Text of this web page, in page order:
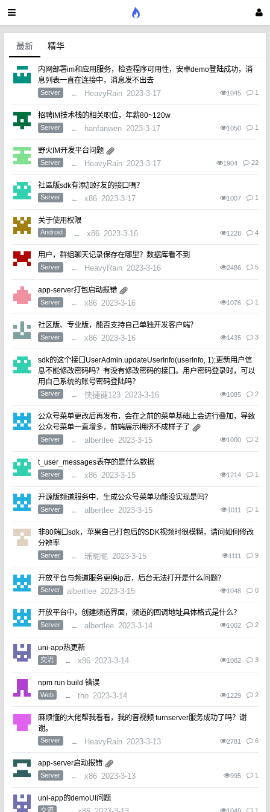
最新 精华
内网部署im和应用服务，检查程序可用性，安卓demo登陆成功，消
息列表一直在连接中，消息发不出去
Server ← HeavyRain 2023-3-17 1045 1
招聘IM技术栈的相关职位，年薪80~120w
Server ← hanfanwen 2023-3-17 1050 1
野火IM开发平台问题
Server ← HeavyRain 2023-3-17 1904 22
社區版sdk有添加好友的接口嗎？
Server ← x86 2023-3-17 1007 1
关于使用权限
Android ← x86 2023-3-16 1228 4
用户，群组聊天记录保存在哪里？数据库看不到
Server ← HeavyRain 2023-3-16 2486 5
app-server打包启动报错
Server ← x86 2023-3-16 1076 1
社区版、专业版，能否支持自己单独开发客户端？
Server ← x86 2023-3-16 1435 3
sdk的这个接口UserAdmin.updateUserInfo(userInfo, 1);更新用户信
息不能修改密码吗？有没有修改密码的接口。用户密码登录时，可以
用自己系统的账号密码登陆吗？
Server ← 快捷键123 2023-3-16 1085 2
公众号菜单更改后再发布，会在之前的菜单基础上会进行叠加，导致
公众号菜单一直增多，前端展示拥挤不成样子了
Server ← albertlee 2023-3-15 1000 2
t_user_messages表存的是什么数据
Server ← x86 2023-3-15 1214 1
开源版频道服务中，生成公众号菜单功能没实现是吗？
Server ← albertlee 2023-3-15 1011 1
非80端口sdk，苹果自己打包后的SDK视频时很模糊，请问如何修改
分辨率
Server ← 瑶昵昵 2023-3-15 1111 9
开放平台与频道服务更换ip后，后台无法打开是什么问题？
Server albertlee 2023-3-15 1048 0
开放平台中，创建频道界面，频道的回调地址具体格式是什么？
Server ← albertlee 2023-3-14 1002 2
uni-app热更新
交流 ← x86 2023-3-14 1082 3
npm run build 错误
Web ← tho 2023-3-14 1229 2
麻烦懂的大佬帮我看看，我的音视频 turnserver服务成功了吗？谢
谢。
Server ← HeavyRain 2023-3-13 2781 6
app-server启动报错
Server ← x86 2023-3-13 995 1
uni-app的demoUI问题
交流 1